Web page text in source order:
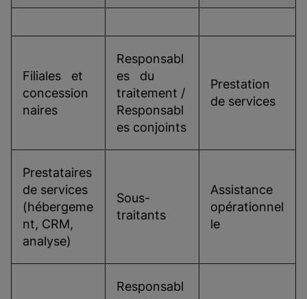
Filiales   et
concession
naires
Responsabl
es   du
traitement /
Responsabl
es conjoints
Prestation
de services
Prestataires
de services
(hébergeme
nt, CRM,
analyse)
Sous-
traitants
Assistance
opérationnel
le
Responsabl